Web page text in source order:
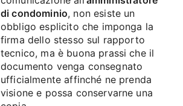
di condominio, non esiste un
obbligo esplicito che imponga la
firma dello stesso sul rapporto
tecnico, ma è buona prassi che il
documento venga consegnato
ufficialmente affinché ne prenda
visione e possa conservarne una